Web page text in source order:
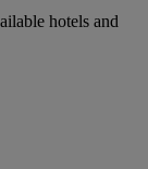
hotels and